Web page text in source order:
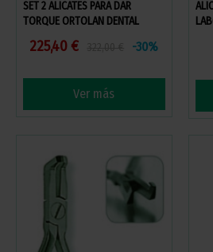
SET 2 ALICATES PARA DAR
TORQUE ORTOLAN DENTAL
225,40 € -30%
Ver más